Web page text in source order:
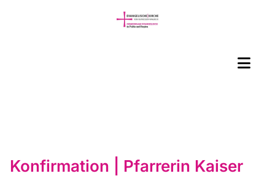
Konfirmation | Pfarrerin Kaiser